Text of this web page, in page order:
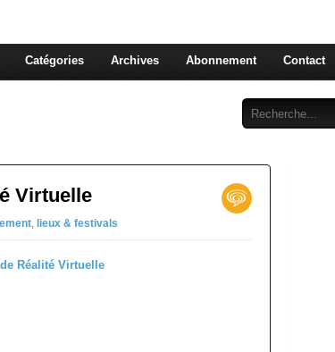
Catégories Archives Abonnement Contact
Virtuelle
, lieux & festivals